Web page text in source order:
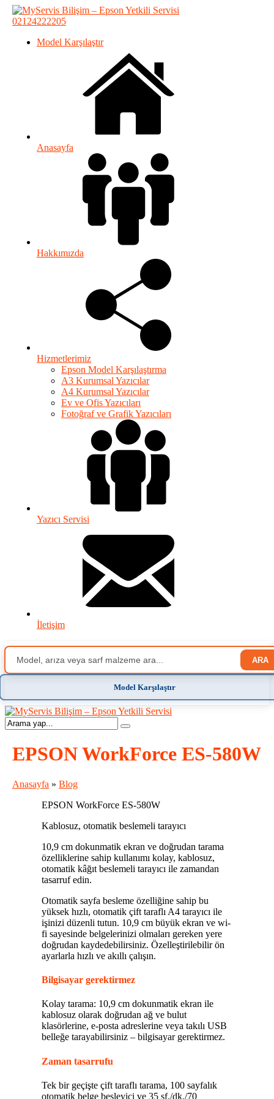
02124222205
Model Karşılaştır
Anasayfa
Hakkımızda
Hizmetlerimiz
Epson Model Karşılaştırma
A3 Kurumsal Yazıcılar
A4 Kurumsal Yazıcılar
Ev ve Ofis Yazıcıları
Fotoğraf ve Grafik Yazıcıları
Yazıcı Servisi
İletişim
ARA
Model Karşılaştır
EPSON WorkForce ES-580W
Anasayfa » Blog
EPSON WorkForce ES-580W
Kablosuz, otomatik beslemeli tarayıcı
10,9 cm dokunmatik ekran ve doğrudan tarama
özelliklerine sahip kullanımı kolay, kablosuz,
otomatik kâğıt beslemeli tarayıcı ile zamandan
tasarruf edin.
Otomatik sayfa besleme özelliğine sahip bu
yüksek hızlı, otomatik çift taraflı A4 tarayıcı ile
işinizi düzenli tutun. 10,9 cm büyük ekran ve wi-
fi sayesinde belgelerinizi olmaları gereken yere
doğrudan kaydedebilirsiniz. Özelleştirilebilir ön
ayarlarla hızlı ve akıllı çalışın.
Bilgisayar gerektirmez
Kolay tarama: 10,9 cm dokunmatik ekran ile
kablosuz olarak doğrudan ağ ve bulut
klasörlerine, e-posta adreslerine veya takılı USB
belleğe tarayabilirsiniz – bilgisayar gerektirmez.
Zaman tasarrufu
Tek bir geçişte çift taraflı tarama, 100 sayfalık
otomatik belge besleyici ve 35 sf./dk./70